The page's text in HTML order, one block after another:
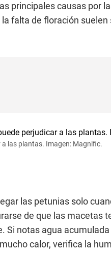
principales causas por
falta de floración
las plantas. Imagen: Magnific.
las petunias solo
de que las macetas
Si notas agua
calor, verifica la